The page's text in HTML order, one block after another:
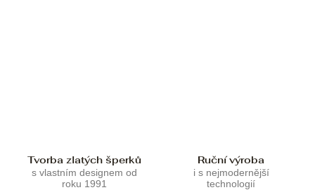
Tvorba zlatých šperků
s vlastním designem od
roku 1991
Ruční výroba
i s nejmodernější
technologií